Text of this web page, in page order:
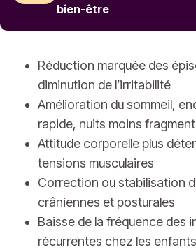
bien-être
Réduction marquée des
diminution de l’irritabilité
Amélioration du sommeil,
rapide, nuits moins
Attitude corporelle plus
tensions musculaires
Correction ou stabilisation
crâniennes et posturales
Baisse de la fréquence des
récurrentes chez les